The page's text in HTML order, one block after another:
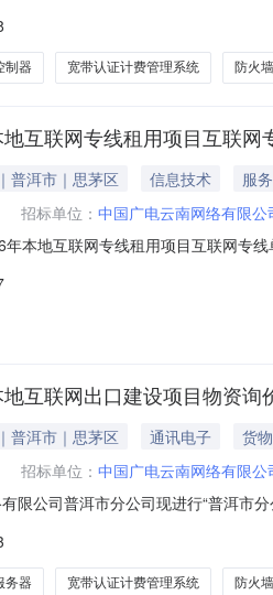
：宽带认证计费管理系统中标单位
制器 宽带认证计费管理系统 防火墙
互联网专线租用项目互联
普洱市｜思茅区 信息技术
服务
招标单位： 中国广电云南网络有限
本地互联网专线租用项目互联网专
互联网出口建设项目物资询
普洱市｜思茅区 通讯电子
货物
招标单位： 中国广电云南网络有限
限公司普洱市分公司现进行“普洱市
1.5采购内容：本次询价采购共4个
务器 宽带认证计费管理系统 防火墙